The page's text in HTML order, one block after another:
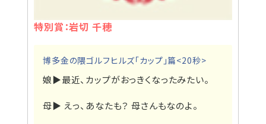
特別賞：岩切 千穂
博多金の隈ゴルフヒルズ「カップ」篇<20秒>
娘▶最近、カップがおっきくなったみたい。
母▶ えっ、あなたも？ 母さんもなのよ。